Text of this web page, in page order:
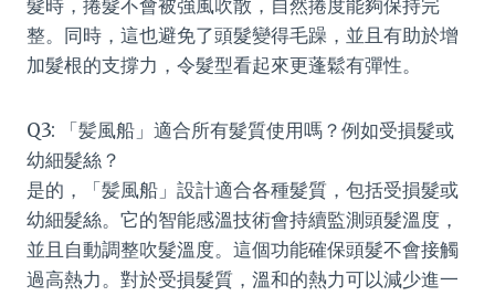
髮時，捲髮不會被強風吹散，自然捲度能夠保持完
整。同時，這也避免了頭髮變得毛躁，並且有助於增
加髮根的支撐力，令髮型看起來更蓬鬆有彈性。
Q3: 「髪風船」適合所有髮質使用嗎？例如受損髮或
幼細髮絲？
是的，「髪風船」設計適合各種髮質，包括受損髮或
幼細髮絲。它的智能感溫技術會持續監測頭髮溫度，
並且自動調整吹髮溫度。這個功能確保頭髮不會接觸
過高熱力。對於受損髮質，溫和的熱力可以減少進一